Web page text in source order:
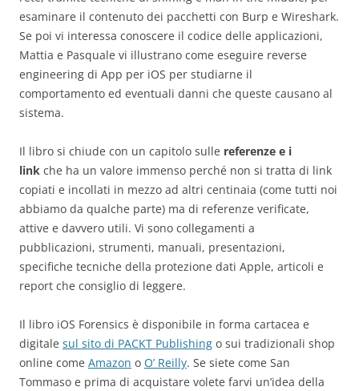
esaminare il contenuto dei pacchetti con Burp e Wireshark.
Se poi vi interessa conoscere il codice delle applicazioni,
Mattia e Pasquale vi illustrano come eseguire reverse
engineering di App per iOS per studiarne il
comportamento ed eventuali danni che queste causano al
sistema.
Il libro si chiude con un capitolo sulle referenze e i
link che ha un valore immenso perché non si tratta di link
copiati e incollati in mezzo ad altri centinaia (come tutti noi
abbiamo da qualche parte) ma di referenze verificate,
attive e davvero utili. Vi sono collegamenti a
pubblicazioni, strumenti, manuali, presentazioni,
specifiche tecniche della protezione dati Apple, articoli e
report che consiglio di leggere.
Il libro iOS Forensics è disponibile in forma cartacea e
digitale sul sito di PACKT Publishing o sui tradizionali shop
online come Amazon o O’ Reilly. Se siete come San
Tommaso e prima di acquistare volete farvi un’idea della